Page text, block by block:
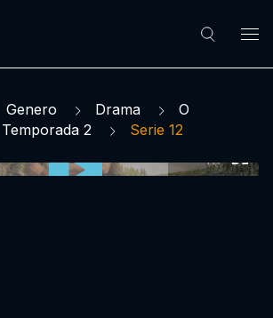
Genero Drama
O
Temporada 2 Serie 12